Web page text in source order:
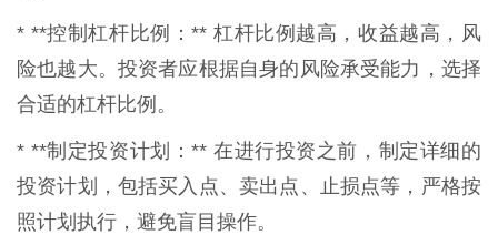
* **控制杠杆比例：** 杠杆比例越高，收益越高，风
险也越大。投资者应根据自身的风险承受能力，选择
合适的杠杆比例。
* **制定投资计划：** 在进行投资之前，制定详细的
投资计划，包括买入点、卖出点、止损点等，严格按
照计划执行，避免盲目操作。